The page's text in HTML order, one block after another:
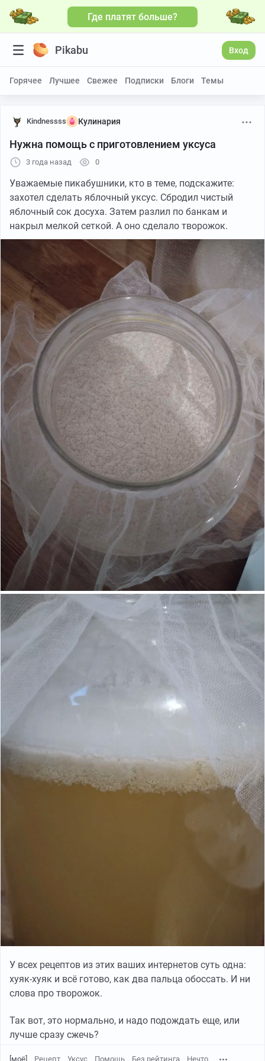
Где платят больше?
Pikabu Вход
Горячее Лучшее Свежее Подписки Блоги Темы
Kindnessss Кулинария
Нужна помощь с приготовлением уксуса
3 года назад 0
Уважаемые пикабушники, кто в теме, подскажите:
захотел сделать яблочный уксус. Сбродил чистый
яблочный сок досуха. Затем разлил по банкам и
накрыл мелкой сеткой. А оно сделало творожок.
У всех рецептов из этих ваших интернетов суть одна:
хуяк-хуяк и всё готово, как два пальца обоссать. И ни
слова про творожок.
Так вот, это нормально, и надо подождать еще, или
лучше сразу сжечь?
[моё] Рецепт Уксус Помощь Без рейтинга Нечто